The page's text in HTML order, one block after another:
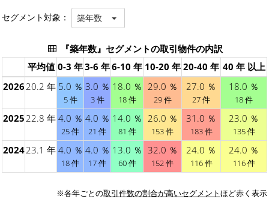
セグメント対象： 築年数
『築年数』セグメントの取引物件の内訳
平均値 0-3 年3-6 年6-10 年 10-20 年 20-40 年 40 年 以上
202620.2 年 5.0 ％
5 件
3.0 ％
3 件
18.0 ％
18 件
29.0 ％
29 件
27.0 ％
27 件
18.0 ％
18 件
202522.8 年 4.0 ％
25 件
4.0 ％
21 件
14.0 ％
81 件
26.0 ％
153 件
31.0 ％
183 件
23.0 ％
135 件
202423.1 年 4.0 ％
18 件
4.0 ％
17 件
13.0 ％
60 件
32.0 ％
152 件
24.0 ％
116 件
24.0 ％
116 件
※各年ごとの取引件数の割合が高いセグメントほど赤く表示